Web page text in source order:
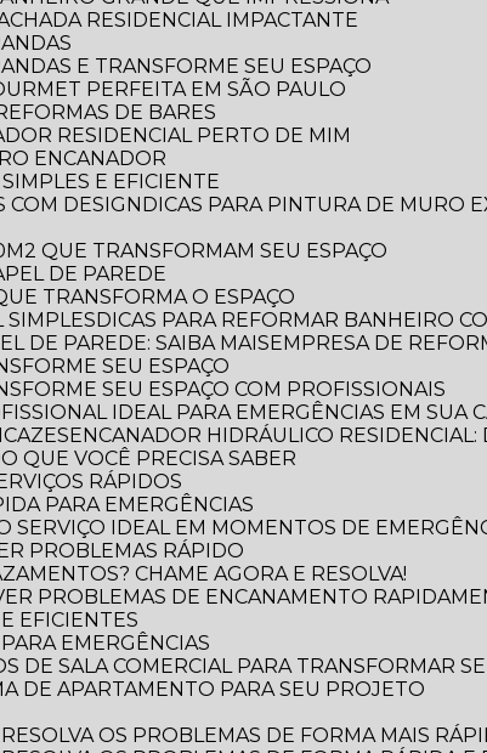
RESIDENCIAL IMPACTANTE
E TRANSFORME SEU ESPAÇO
PERFEITA EM SÃO PAULO
DE BARES
RESIDENCIAL PERTO DE MIM
ENCANADOR
E EFICIENTE
COM DESIGN
DICAS PARA PINTURA DE MURO
QUE TRANSFORMAM SEU ESPAÇO
DE PAREDE
TRANSFORMA O ESPAÇO
SIMPLES
DICAS PARA REFORMAR BANHEIRO
DE PAREDE: SAIBA MAIS
EMPRESA DE
SEU ESPAÇO
SEU ESPAÇO COM PROFISSIONAIS
IDEAL PARA EMERGÊNCIAS EM SUA
ENCANADOR HIDRÁULICO RESIDENCIAL:
QUE VOCÊ PRECISA SABER
RÁPIDOS
PARA EMERGÊNCIAS
SERVIÇO IDEAL EM MOMENTOS DE
PROBLEMAS RÁPIDO
CHAME AGORA E RESOLVA!
PROBLEMAS DE ENCANAMENTO
EFICIENTES
EMERGÊNCIAS
DE SALA COMERCIAL PARA TRANSFORMAR
DE APARTAMENTO PARA SEU PROJETO
OS PROBLEMAS DE FORMA MAIS